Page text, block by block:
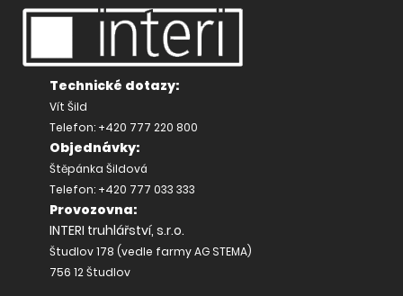
Technické dotazy:
Vít Šild
Telefon: +420 777 220 800
Objednávky:
Štěpánka Šildová
Telefon: +420 777 033 333
Provozovna:
INTERI truhlářství, s.r.o.
Študlov 178 (vedle farmy AG STEMA)
756 12 Študlov